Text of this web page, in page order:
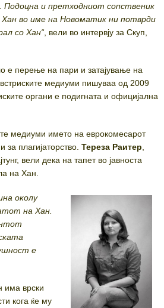
Подоцна и претходниот сопственик
Хан во име на Новоматик ни потврди
со Хан“ , вели во интервју за Скуп,
е перење на пари и затајување на
медиуми пишуваа од 2009
органи е подигната и официјална
медиуми името на еврокомесарот
плагијаторство. Тереза Раитер
вели дека на тапет во јавноста
на Хан.
околу
на Хан.
е
има врски
кога ќе му